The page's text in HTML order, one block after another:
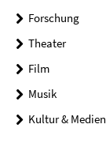
Forschung
Theater
Film
Musik
Kultur & Medien